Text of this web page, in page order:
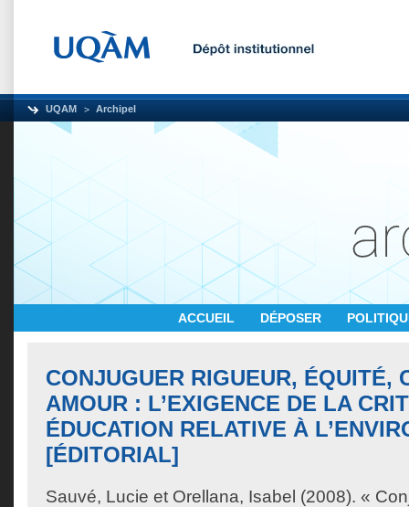
UQAM Archipel
ACCUEIL DÉPOSER
CONJUGUER RIGUEUR, ÉQUITÉ,
AMOUR : L’EXIGENCE DE LA
ÉDUCATION RELATIVE À
[ÉDITORIAL]
Sauvé, Lucie et Orellana, Isabel (2008). «